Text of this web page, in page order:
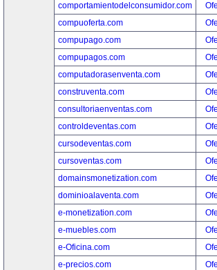
comportamientodelconsumidor.com
compuoferta.com
compupago.com
compupagos.com
computadorasenventa.com
construventa.com
consultoriaenventas.com
controldeventas.com
cursodeventas.com
cursoventas.com
domainsmonetization.com
dominioalaventa.com
e-monetization.com
e-muebles.com
e-Oficina.com
e-precios.com